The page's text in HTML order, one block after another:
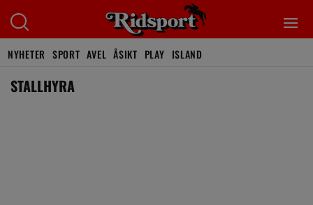
NYHETER SPORT AVEL ÅSIKT PLAY ISLAND
STALLHYRA